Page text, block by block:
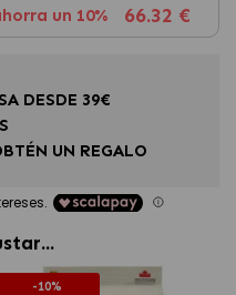
un 10% 66.32 €
DESDE 39€
UN REGALO
-10%